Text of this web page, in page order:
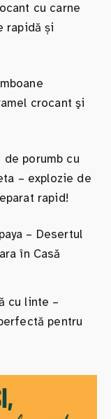
cu carne
rapidă și
crocant şi
de porumb cu
– explozie de
rapid!
– Desertul
în Casă
cu linte –
pentru